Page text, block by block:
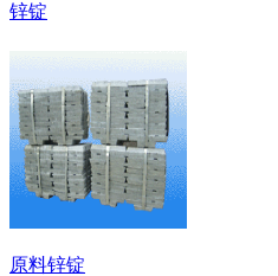
锌锭
原料锌锭